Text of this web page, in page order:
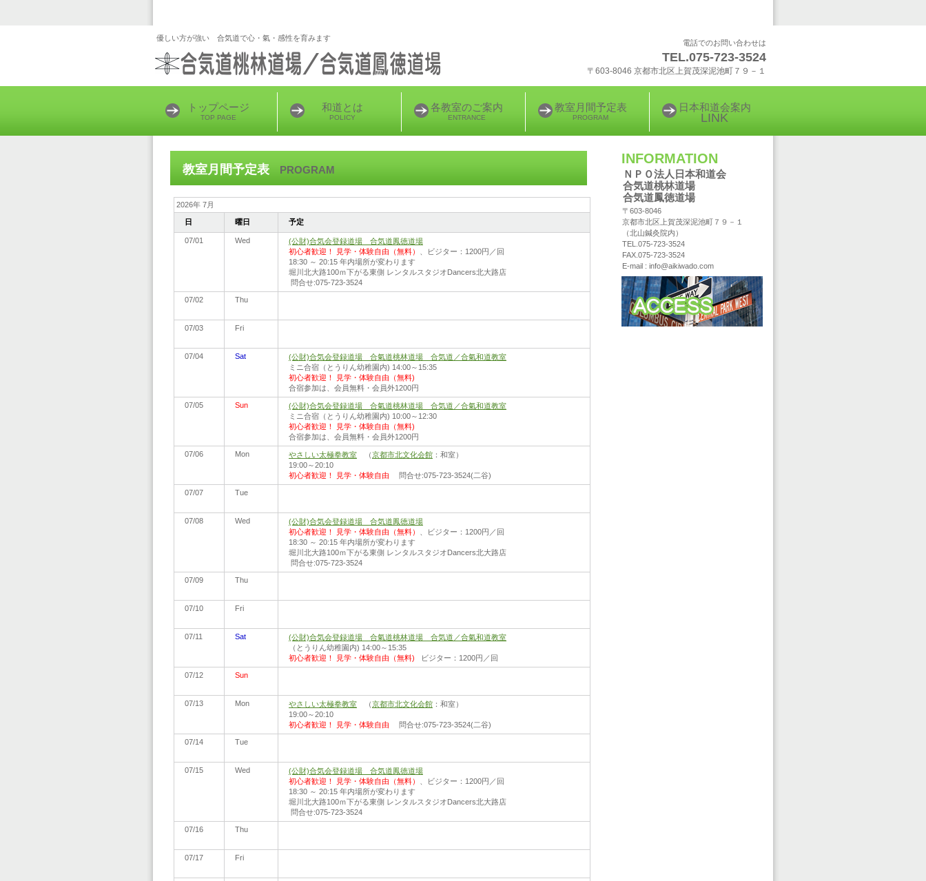
優しい方が強い 合気道で心・氣・感性を育みます
電話でのお問い合わせは
TEL.075-723-3524
〒603-8046 京都市北区上賀茂深泥池町７９－１
教室月間予定表 PROGRAM
2026年 7月
日 曜日 予定
07/01 Wed
(公財)合気会登録道場 合気道鳳徳道場
初心者歓迎！
見学・体験自由（無料）
、ビジター：1200円／回
18:30 ～ 20:15 年内場所が変わります
堀川北大路100ｍ下がる東側 レンタルスタジオDancers北大路店
問合せ:075-723-3524
07/02 Thu
07/03 Fri
07/04 Sat
(公財)合気会登録道場 合氣道桃林道場 合気道／合氣和道教室
ミニ合宿（とうりん幼稚園内) 14:00～15:35
初心者歓迎！
見学・体験自由（無料)
合宿参加は、会員無料・会員外1200円
07/05 Sun
(公財)合気会登録道場 合氣道桃林道場 合気道／合氣和道教室
ミニ合宿（とうりん幼稚園内) 10:00～12:30
初心者歓迎！
見学・体験自由（無料)
合宿参加は、会員無料・会員外1200円
07/06 Mon やさしい太極拳教室 （京都市北文化会館 ：和室）
19:00～20:10
初心者歓迎！
見学・体験自由 問合せ:075-723-3524(二谷)
07/07 Tue
07/08 Wed
(公財)合気会登録道場 合気道鳳徳道場
初心者歓迎！
見学・体験自由（無料）
、ビジター：1200円／回
18:30 ～ 20:15 年内場所が変わります
堀川北大路100ｍ下がる東側 レンタルスタジオDancers北大路店
問合せ:075-723-3524
07/09 Thu
07/10 Fri
07/11 Sat
(公財)合気会登録道場 合氣道桃林道場 合気道／合氣和道教室
（とうりん幼稚園内) 14:00～15:35
初心者歓迎！
見学・体験自由（無料) ビジター：1200円／回
07/12 Sun
07/13 Mon やさしい太極拳教室 （京都市北文化会館 ：和室）
19:00～20:10
初心者歓迎！
見学・体験自由 問合せ:075-723-3524(二谷)
07/14 Tue
07/15 Wed
(公財)合気会登録道場 合気道鳳徳道場
初心者歓迎！
見学・体験自由（無料）
、ビジター：1200円／回
18:30 ～ 20:15 年内場所が変わります
堀川北大路100ｍ下がる東側 レンタルスタジオDancers北大路店
問合せ:075-723-3524
07/16 Thu
07/17 Fri
トップページ
TOP PAGE
和道とは
POLICY
各教室のご案内
ENTRANCE
教室月間予定表
PROGRAM
日本和道会案内
LINK
INFORMATION
ＮＰＯ法人日本和道会
合気道桃林道場
合気道鳳徳道場
〒603-8046
京都市北区上賀茂深泥池町７９－１
（北山鍼灸院内）
TEL.075-723-3524
FAX.075-723-3524
E-mail : info@aikiwado.com